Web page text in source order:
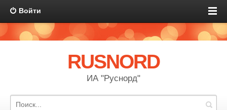
Войти
RUSNORD
ИА "Руснорд"